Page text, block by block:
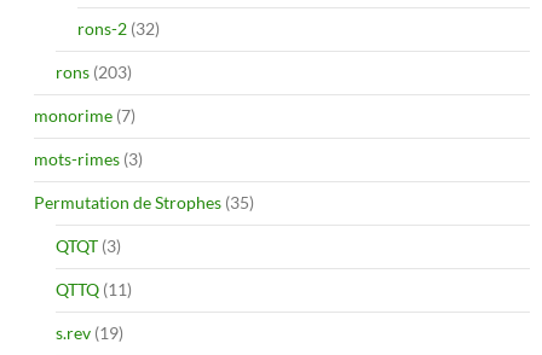
rons-2 (32)
rons (203)
monorime (7)
mots-rimes (3)
Permutation de Strophes (35)
QTQT (3)
QTTQ (11)
s.rev (19)